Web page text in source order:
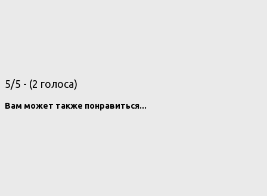
5/5 - (2 голоса)
Вам может также понравиться...